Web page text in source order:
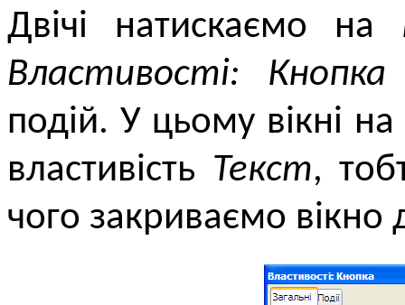
Двічі натискаємо на
Властивості: Кнопка
подій. У цьому вікні
властивість Текст,
чого закриваємо вікно